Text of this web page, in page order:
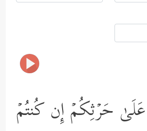
عَلَىٰ حَرۡثِكُمۡ إِن كُنتُمۡ